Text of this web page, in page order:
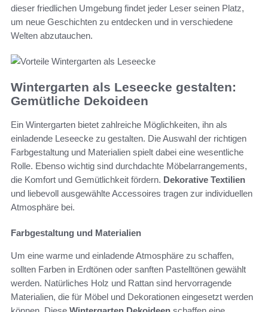
dieser friedlichen Umgebung findet jeder Leser seinen Platz,
um neue Geschichten zu entdecken und in verschiedene
Welten abzutauchen.
Wintergarten als Leseecke gestalten:
Gemütliche Dekoideen
Ein Wintergarten bietet zahlreiche Möglichkeiten, ihn als
einladende Leseecke zu gestalten. Die Auswahl der richtigen
Farbgestaltung und Materialien spielt dabei eine wesentliche
Rolle. Ebenso wichtig sind durchdachte Möbelarrangements,
die Komfort und Gemütlichkeit fördern. Dekorative Textilien
und liebevoll ausgewählte Accessoires tragen zur individuellen
Atmosphäre bei.
Farbgestaltung und Materialien
Um eine warme und einladende Atmosphäre zu schaffen,
sollten Farben in Erdtönen oder sanften Pastelltönen gewählt
werden. Natürliches Holz und Rattan sind hervorragende
Materialien, die für Möbel und Dekorationen eingesetzt werden